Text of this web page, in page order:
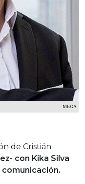
MEGA
de Cristián
con Kika Silva